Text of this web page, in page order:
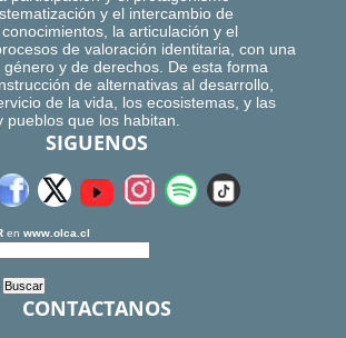
y el intercambio de
la articulación y el
de valoración identitaria, con una
género y de derechos. De esta forma
de alternativas al desarrollo,
de la vida, los ecosistemas, y las
pueblos que los habitan.
SIGUENOS
en www.olca.cl
CONTACTANOS